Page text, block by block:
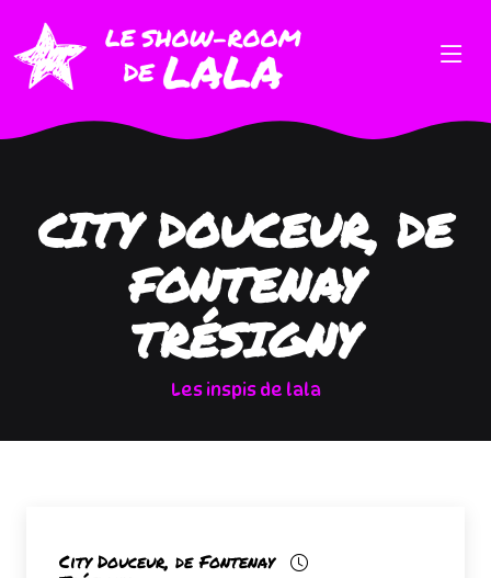
CITY DOUCEUR, DE
FONTENAY
TRÉSIGNY
Les inspis de lala
City Douceur, de Fontenay